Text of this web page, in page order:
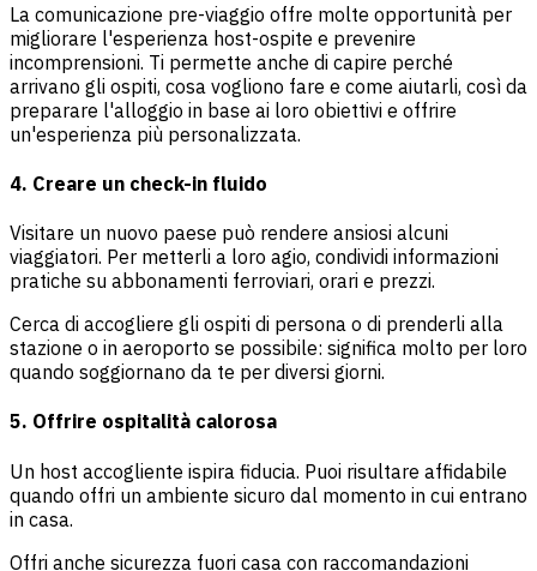
La comunicazione pre-viaggio offre molte opportunità per
migliorare l'esperienza host-ospite e prevenire
incomprensioni. Ti permette anche di capire perché
arrivano gli ospiti, cosa vogliono fare e come aiutarli, così da
preparare l'alloggio in base ai loro obiettivi e offrire
un'esperienza più personalizzata.
4. Creare un check-in fluido
Visitare un nuovo paese può rendere ansiosi alcuni
viaggiatori. Per metterli a loro agio, condividi informazioni
pratiche su abbonamenti ferroviari, orari e prezzi.
Cerca di accogliere gli ospiti di persona o di prenderli alla
stazione o in aeroporto se possibile: significa molto per loro
quando soggiornano da te per diversi giorni.
5. Offrire ospitalità calorosa
Un host accogliente ispira fiducia. Puoi risultare affidabile
quando offri un ambiente sicuro dal momento in cui entrano
in casa.
Offri anche sicurezza fuori casa con raccomandazioni